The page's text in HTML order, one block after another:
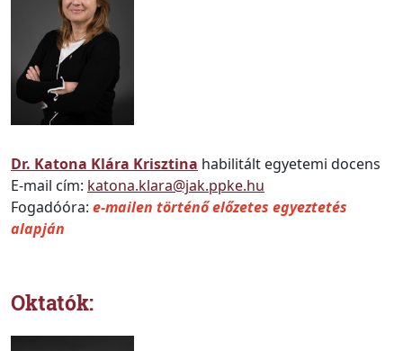
Dr. Katona Klára Krisztina habilitált egyetemi docens
E-mail cím: katona.klara@jak.ppke.hu
Fogadóóra: e-mailen történő előzetes egyeztetés
alapján
Oktatók: